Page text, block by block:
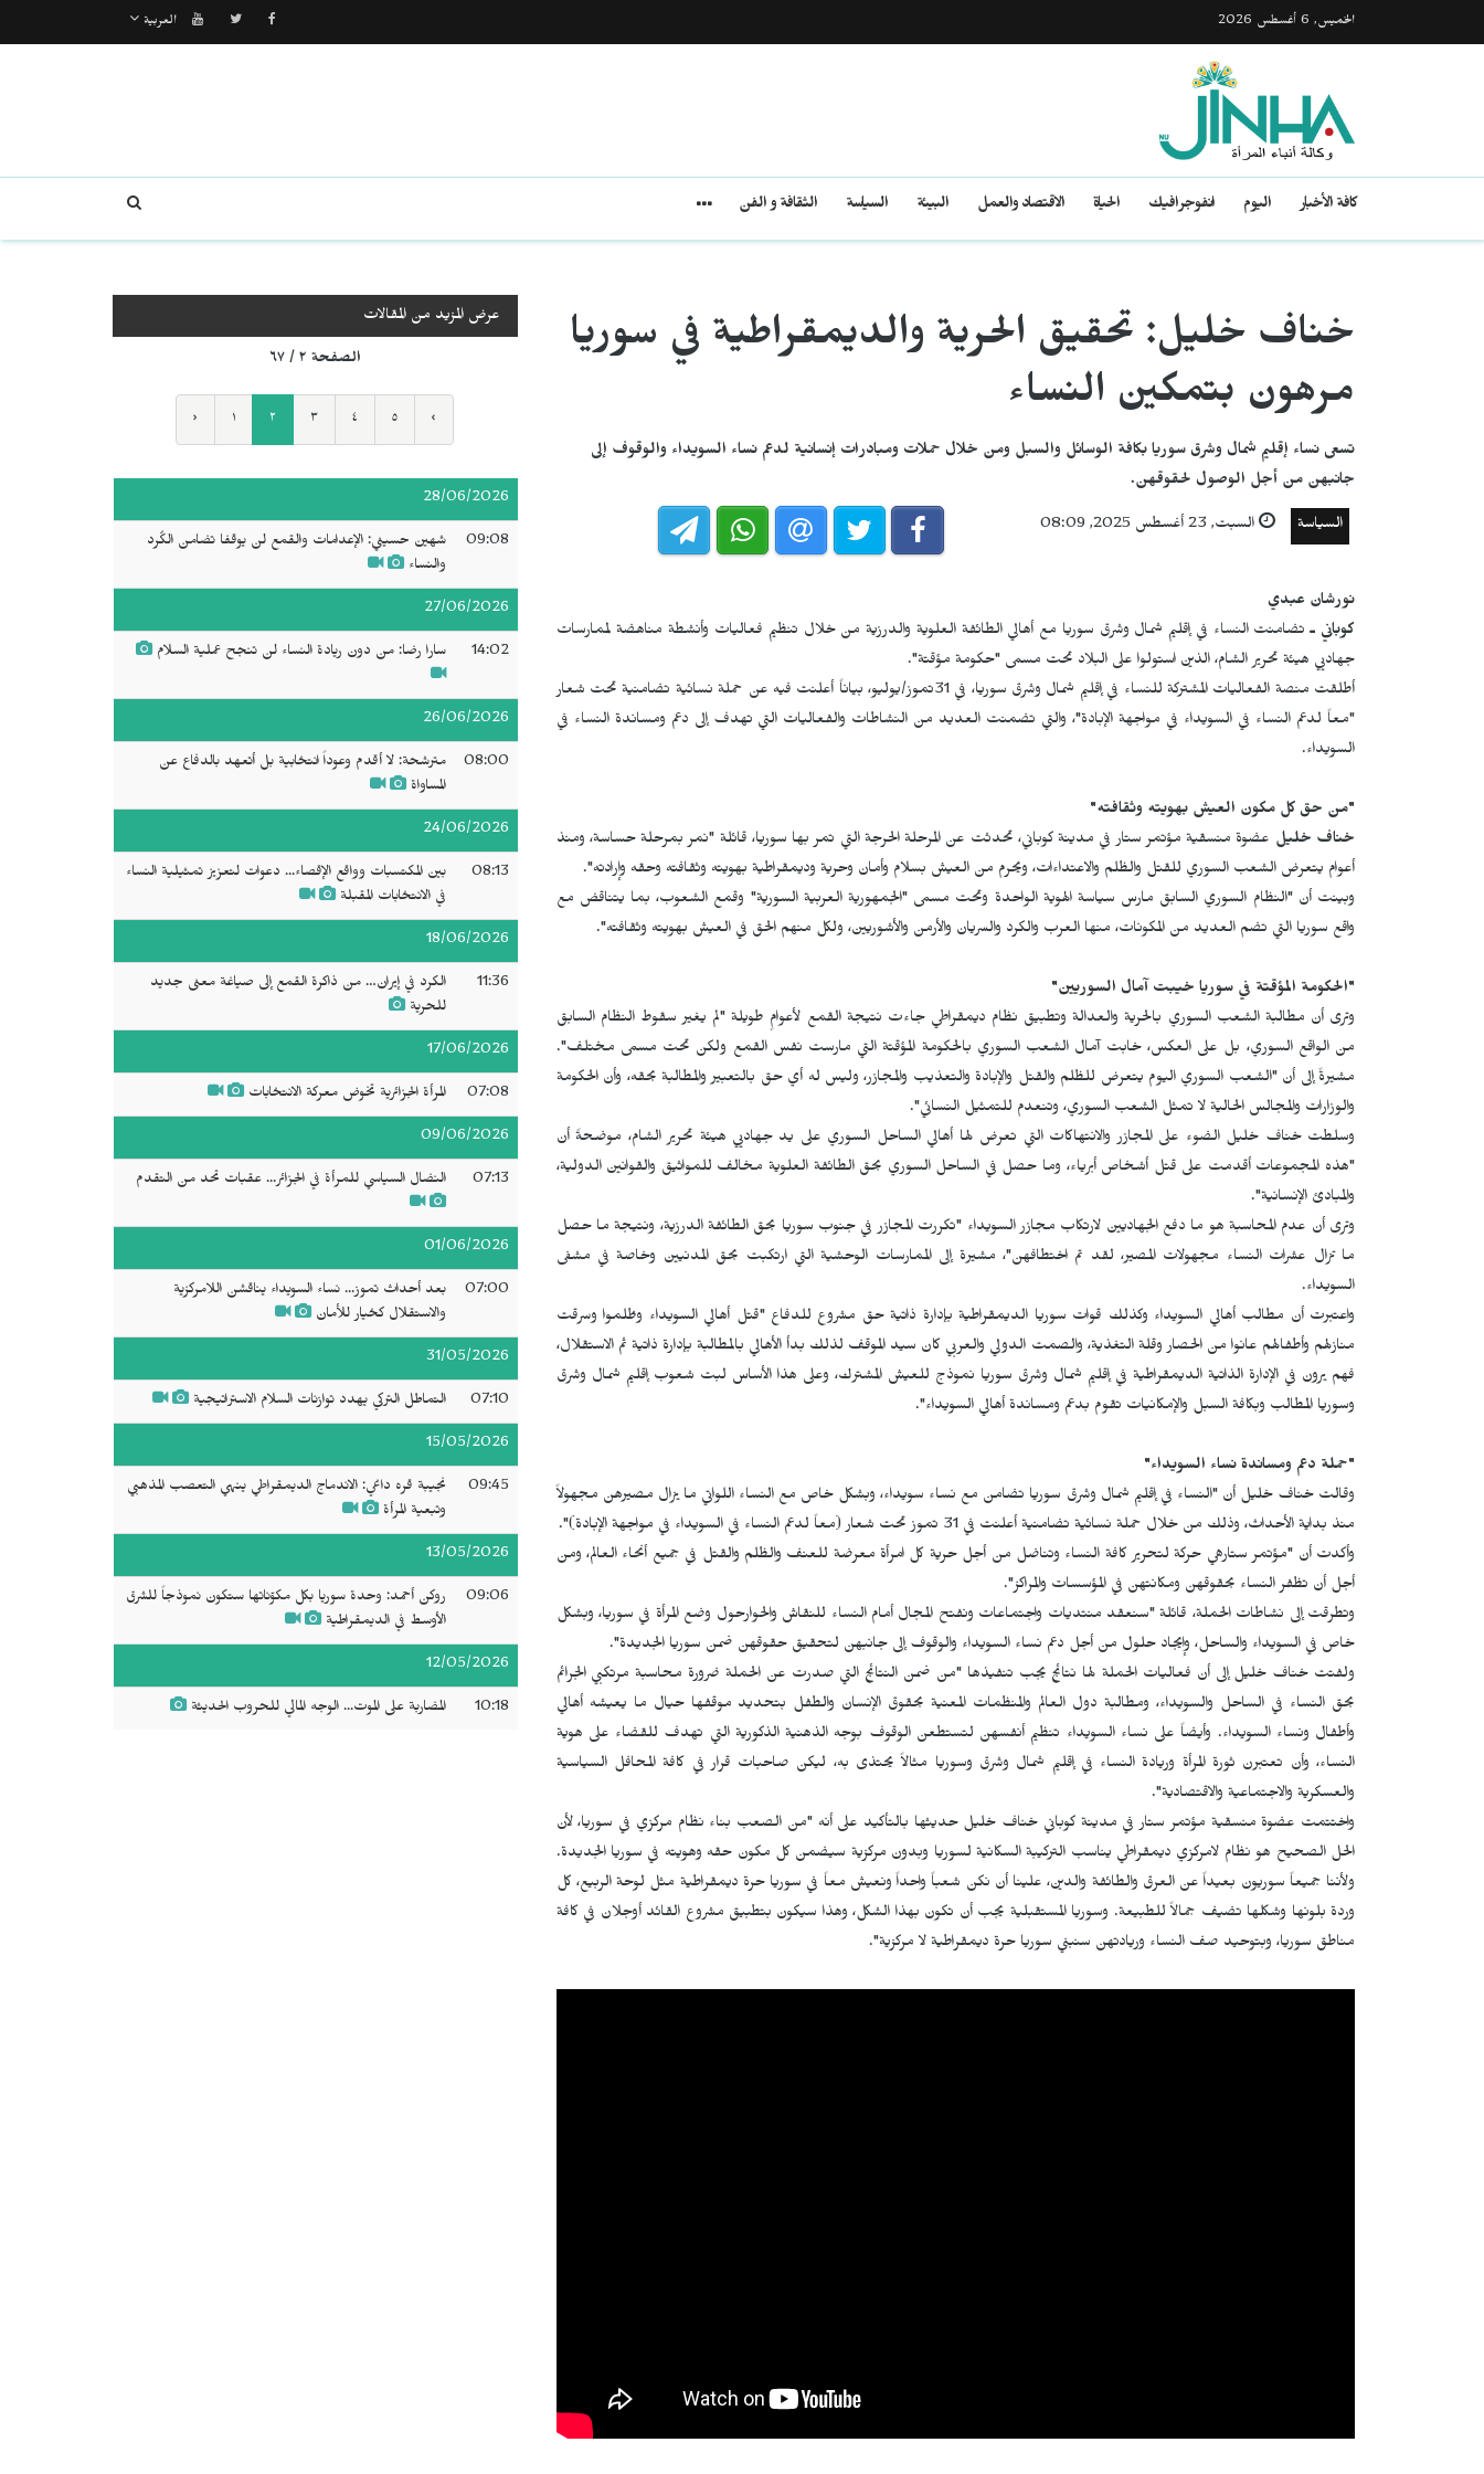
الخميس, 6 أغسطس 2026 العربية
كافة الأخبار اليوم انفوجرافيك الحياة الاقتصاد والعمل البيئة السياسة الثقافة و الفن
خناف خليل: تحقيق الحرية والديمقراطية في سوريا
مرهون بتمكين النساء
تسعى نساء إقليم شمال وشرق سوريا بكافة الوسائل والسبل ومن خلال حملات ومبادرات إنسانية لدعم نساء السويداء والوقوف إلى
جانبهن من أجل الوصول لحقوقهن.
السياسة السبت, 23 أغسطس 2025, 08:09
نورشان عبدي
كوباني ـتضامنت النساء في إقليم شمال وشرق سوريا مع أهالي الطائفة العلوية والدرزية من خلال تنظيم فعاليات وأنشطة مناهضة لممارسات
جهاديي هيئة تحرير الشام، الذين استولوا على البلاد تحت مسمى "حكومة مؤقتة".
أطلقت منصة الفعاليات المشتركة للنساء في إقليم شمال وشرق سوريا، في 31تموز/يوليو، بياناً أعلنت فيه عن حملة نسائية تضامنية تحت شعار
"معاً لدعم النساء في السويداء في مواجهة الإبادة"، والتي تضمنت العديد من النشاطات والفعاليات التي تهدف إلى دعم ومساندة النساء في
السويداء.
"من حق كل مكون العيش بهويته وثقافته"
خناف خليل عضوة منسقية مؤتمر ستار في مدينة كوباني، تحدثت عن المرحلة الحرجة التي تمر بها سوريا، قائلة "نمر بمرحلة حساسة، ومنذ
أعوام يتعرض الشعب السوري للقتل والظلم والاعتداءات، ويحرم من العيش بسلام وأمان وحرية وديمقراطية بهويته وثقافته وحقه وإرادته".
وبينت أن "النظام السوري السابق مارس سياسة الهوية الواحدة وتحت مسمى "الجمهورية العربية السورية" وقمع الشعوب، بما يتناقض مع
واقع سوريا التي تضم العديد من المكونات، منها العرب والكرد والسريان والأرمن والأشوريين، ولكل منهم الحق في العيش بهويته وثقافته".
"الحكومة المؤقتة في سوريا خيبت آمال السوريين"
وترى أن مطالبة الشعب السوري بالحرية والعدالة وتطبيق نظام ديمقراطي جاءت نتيجة القمع لأعوامٍ طويلة "لم يغير سقوط النظام السابق
من الواقع السوري، بل على العكس، خابت آمال الشعب السوري بالحكومة المؤقتة التي مارست نفس القمع ولكن تحت مسمى مختلف".
مشيرةً إلى أن "الشعب السوري اليوم يتعرض للظلم والقتل والإبادة والتعذيب والمجازر، وليس له أي حق بالتعبير والمطالبة بحقه، وأن الحكومة
والوزارات والمجالس الحالية لا تمثل الشعب السوري، وتنعدم للتمثيل النسائي".
وسلطت خناف خليل الضوء على المجازر والانتهاكات التي تعرض لها أهالي الساحل السوري على يد جهاديي هيئة تحرير الشام، موضحةً أن
"هذه المجموعات أقدمت على قتل أشخاص أبرياء، وما حصل في الساحل السوري بحق الطائفة العلوية مخالف للمواثيق والقوانين الدولية،
والمبادئ الإنسانية".
وترى أن عدم المحاسبة هو ما دفع الجهاديين لارتكاب مجازر السويداء "تكررت المجازر في جنوب سوريا بحق الطائفة الدرزية، ونتيجة ما حصل
ما تزال عشرات النساء مجهولات المصير، لقد تم اختطافهن"، مشيرة إلى الممارسات الوحشية التي ارتكبت بحق المدنيين وخاصة في مشفى
السويداء.
واعتبرت أن مطالب أهالي السويداء وكذلك قوات سوريا الديمقراطية بإدارة ذاتية حق مشروع للدفاع "قتل أهالي السويداء وظلموا وسرقت
منازلهم وأطفالهم عانوا من الحصار وقلة التغذية، والصمت الدولي والعربي كان سيد الموقف لذلك بدأ الأهالي بالمطالبة بإدارة ذاتية ثم الاستقلال،
فهم يرون في الإدارة الذاتية الديمقراطية في إقليم شمال وشرق سوريا نموذج للعيش المشترك، وعلى هذا الأساس لبت شعوب إقليم شمال وشرق
وسوريا المطالب وبكافة السبل والإمكانيات تقوم بدعم ومساندة أهالي السويداء".
"حملة دعم ومساندة نساء السويداء"
وقالت خناف خليل أن "النساء في إقليم شمال وشرق سوريا تضامن مع نساء سويداء، وبشكل خاص مع النساء اللواتي ما يزال مصيرهن مجهولاً
منذ بداية الأحداث، وذلك من خلال حملة نسائية تضامنية أعلنت في 31 تموز تحت شعار (معاً لدعم النساء في السويداء في مواجهة الإبادة)".
وأكدت أن "مؤتمر ستارهي حركة لتحرير كافة النساء وتناضل من أجل حرية كل امرأة معرضة للعنف والظلم والقتل في جميع أنحاء العالم، ومن
أجل أن تظفر النساء بحقوقهن ومكانتهن في المؤسسات والمراكز".
وتطرقت إلى نشاطات الحملة، قائلة "سنعقد منتديات واجتماعات ونفتح المجال أمام النساء للنقاش والحوارحول وضع المرأة في سوريا، وبشكل
خاص في السويداء والساحل، وإيجاد حلول من أجل دعم نساء السويداء والوقوف إلى جانبهن لتحقيق حقوقهن ضمن سوريا الجديدة".
ولفتت خناف خليل إلى أن فعاليات الحملة لها نتائج يجب تنفيذها "من ضمن النتائج التي صدرت عن الحملة ضرورة محاسبة مرتكبي الجرائم
بحق النساء في الساحل والسويداء، ومطالبة دول العالم والمنظمات المعنية بحقوق الإنسان والطفل بتحديد موقفها حيال ما يعيشه أهالي
وأطفال ونساء السويداء. وأيضاً على نساء السويداء تنظيم أنفسهن لتستطعن الوقوف بوجه الذهنية الذكورية التي تهدف للقضاء على هوية
النساء، وأن تعتبرن ثورة المرأة وريادة النساء في إقليم شمال وشرق وسوريا مثالاً يحتذى به، ليكن صاحبات قرار في كافة المحافل السياسية
والعسكرية والاجتماعية والاقتصادية".
واختتمت عضوة منسقية مؤتمر ستار في مدينة كوباني خناف خليل حديثها بالتأكيد على أنه "من الصعب بناء نظام مركزي في سوريا، لأن
الحل الصحيح هو نظام لامركزي ديمقراطي يناسب التركيبة السكانية لسوريا وبدون مركزية سيضمن كل مكون حقه وهويته في سوريا الجديدة.
ولأننا جميعاً سوريون بعيداً عن العرق والطائفة والدين، علينا أن نكن شعباً واحداً ونعيش معاً في سوريا حرة ديمقراطية مثل لوحة الربيع، كل
وردة بلونها وشكلها تضيف جمالاً للطبيعة. وسوريا المستقبلية يجب أن تكون بهذا الشكل، وهذا سيكون بتطبيق مشروع القائد أوجلان في كافة
مناطق سوريا، وبتوحيد صف النساء وريادتهن سنبني سوريا حرة ديمقراطية لا مركزية".
عرض المزيد من المقالات
الصفحة ٢ / ٦٧
‹ ١ ٢ ٣ ٤ ٥ ›
28/06/2026
09:08
شهين حسيني: الإعدامات والقمع لن يوقفا تضامن الكُرد
والنساء
27/06/2026
14:02 سارا رضا: من دون ريادة النساء لن تنجح عملية السلام
26/06/2026
08:00
مترشحة: لا أقدم وعوداً انتخابية بل أتعهد بالدفاع عن
المساواة
24/06/2026
08:13
بين المكتسبات وواقع الإقصاء... دعوات لتعزيز تمثيلية النساء
في الانتخابات المقبلة
18/06/2026
11:36
الكرد في إيران… من ذاكرة القمع إلى صياغة معنى جديد
للحرية
17/06/2026
07:08 المرأة الجزائرية تخوض معركة الانتخابات
09/06/2026
07:13 النضال السياسي للمرأة في الجزائر... عقبات تحد من التقدم
01/06/2026
07:00
بعد أحداث تموز... نساء السويداء يناقشن اللامركزية
والاستقلال كخيار للأمان
31/05/2026
07:10 التماطل التركي يهدد توازنات السلام الاستراتيجية
15/05/2026
09:45
نجيبة قره داغي: الاندماج الديمقراطي ينهي التعصب المذهبي
وتبعية المرأة
13/05/2026
09:06
روكن أحمد: وحدة سوريا بكل مكوّناتها ستكون نموذجاً للشرق
الأوسط في الديمقراطية
12/05/2026
10:18 المضاربة على الموت... الوجه المالي للحروب الحديثة